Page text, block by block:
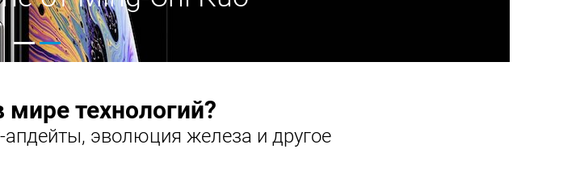
мире технологий?
эволюция железа и другое